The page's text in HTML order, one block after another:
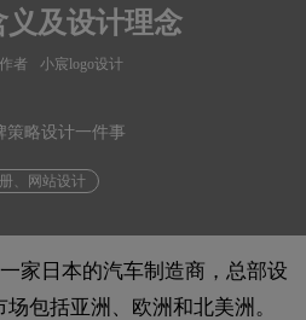
义及设计理念
作者 小宸logo设计
策略设计一件事
、网站设计
家日本的汽车制造商，总部设
包括亚洲、欧洲和北美洲。